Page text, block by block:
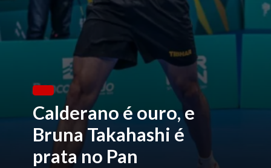
Calderano é ouro, e
Bruna Takahashi é
prata no Pan